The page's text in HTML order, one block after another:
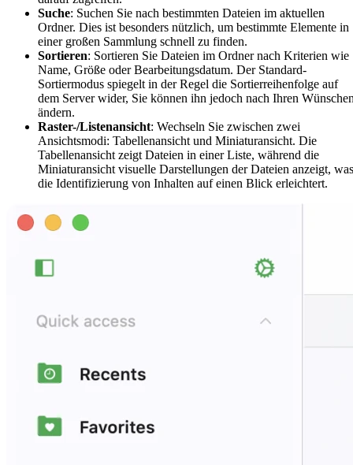
Suche: Suchen Sie nach bestimmten Dateien im aktuellen
Ordner. Dies ist besonders nützlich, um bestimmte Elemente in
einer großen Sammlung schnell zu finden.
Sortieren: Sortieren Sie Dateien im Ordner nach Kriterien wie
Name, Größe oder Bearbeitungsdatum. Der Standard-
Sortiermodus spiegelt in der Regel die Sortierreihenfolge auf
dem Server wider, Sie können ihn jedoch nach Ihren
ändern.
Raster-/Listenansicht: Wechseln Sie zwischen zwei
Ansichtsmodi: Tabellenansicht und Miniaturansicht. Die
Tabellenansicht zeigt Dateien in einer Liste, während die
Miniaturansicht visuelle Darstellungen der Dateien anzeigt, was
die Identifizierung von Inhalten auf einen Blick erleichtert.